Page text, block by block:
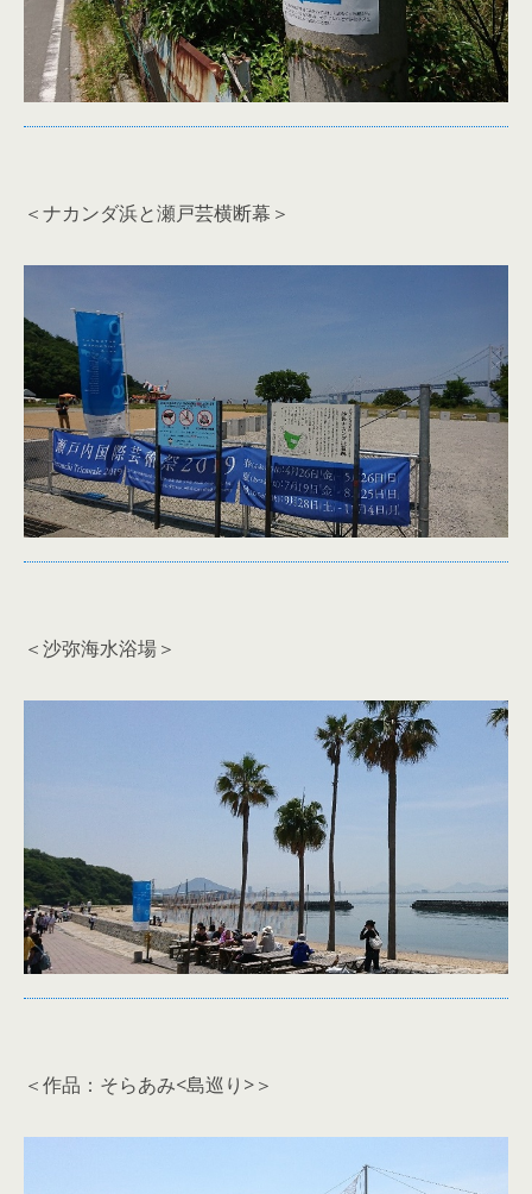
＜ナカンダ浜と瀬戸芸横断幕＞
＜沙弥海水浴場＞
＜作品：そらあみ<島巡り>＞